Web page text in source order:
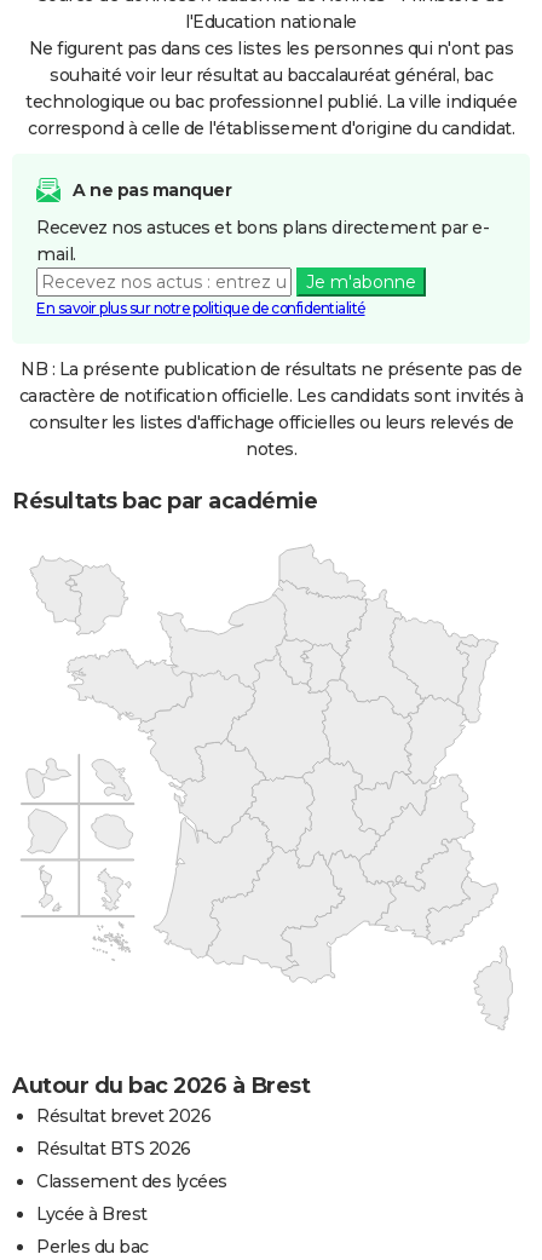
l'Education nationale
Ne figurent pas dans ces listes les personnes qui n'ont pas
souhaité voir leur résultat au baccalauréat général, bac
technologique ou bac professionnel publié. La ville indiquée
correspond à celle de l'établissement d'origine du candidat.
A ne pas manquer
Recevez nos astuces et bons plans directement par e-
mail.
Je m'abonne
En savoir plus sur notre politique de confidentialité
NB : La présente publication de résultats ne présente pas de
caractère de notification officielle. Les candidats sont invités à
consulter les listes d'affichage officielles ou leurs relevés de
notes.
Résultats bac par académie
Autour du bac 2026 à Brest
Résultat brevet 2026
Résultat BTS 2026
Classement des lycées
Lycée à Brest
Perles du bac